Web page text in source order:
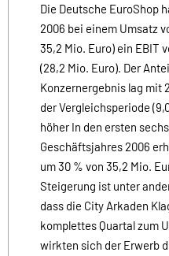
Die Deutsche EuroShop
2006 bei einem Umsatz
35,2 Mio. Euro) ein EBIT
(28,2 Mio. Euro). Der
Konzernergebnis lag mit
der Vergleichsperiode
höher In den ersten
Geschäftsjahres 2006
um 30 % von 35,2 Mio.
Steigerung ist unter
dass die City Arkaden
komplettes Quartal zum
wirkten sich der Erwerb